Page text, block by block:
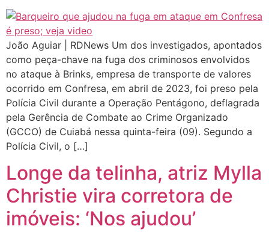
João Aguiar | RDNews Um dos investigados, apontados
como peça-chave na fuga dos criminosos envolvidos
no ataque à Brinks, empresa de transporte de valores
ocorrido em Confresa, em abril de 2023, foi preso pela
Polícia Civil durante a Operação Pentágono, deflagrada
pela Gerência de Combate ao Crime Organizado
(GCCO) de Cuiabá nessa quinta-feira (09). Segundo a
Polícia Civil, o […]
Longe da telinha, atriz Mylla
Christie vira corretora de
imóveis: ‘Nos ajudou’